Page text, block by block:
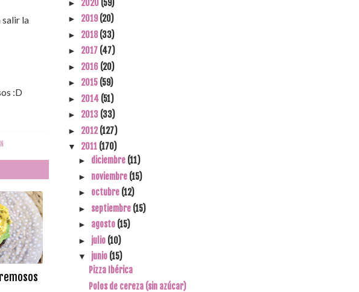
salir la
:D
► 2020 (59)
► 2019(20)
► 2018(33)
► 2017 (47)
► 2016 (20)
► 2015 (59)
► 2014 (51)
► 2013 (33)
► 2012(127)
▼ 2011 (170)
► diciembre (11)
► noviembre (15)
► octubre (12)
► septiembre (15)
► agosto (15)
► julio (10)
▼ junio (15)
Pizza Ibérica
Polos de cereza (sin azúcar)